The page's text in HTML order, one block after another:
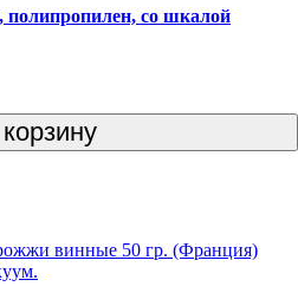
со шкалой